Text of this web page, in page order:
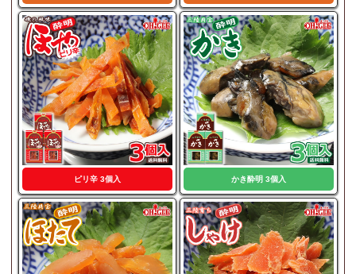
ピリ辛 3個入 かき酔明 3個入